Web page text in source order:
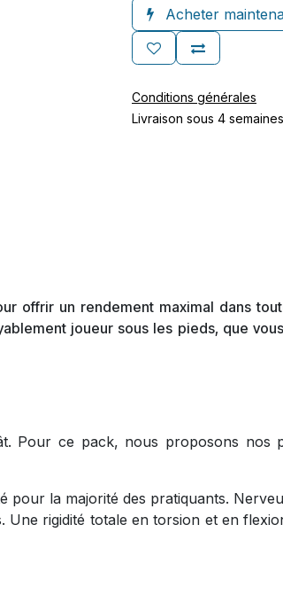
Acheter
Conditions générales
Livraison sous 4 semaines
offrir un rendement maximal dans
joueur sous les pieds, que
Pour ce pack, nous proposons nos
pour la majorité des pratiquants.
Une rigidité totale en torsion et en